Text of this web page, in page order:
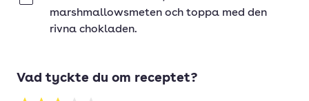
marshmallowsmeten och toppa med den
rivna chokladen.
Vad tyckte du om receptet?